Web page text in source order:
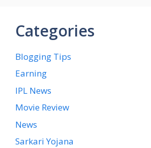
Categories
Blogging Tips
Earning
IPL News
Movie Review
News
Sarkari Yojana